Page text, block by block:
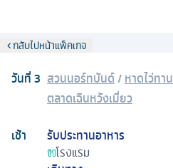
กลับไปหน้าแพ็คเกจ
วันที่3 สวนนอร์ทบันด์/หาดไว่ทาน
ตลาดเฉินหวังเมี่ยว
เช้า
รับประทานอาหาร
โรงแรม